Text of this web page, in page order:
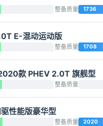
整备质量 1736
E-混动运动版
整备质量 1708
款 PHEV 2.0T 旗舰型
整备质量
性能版豪华型
整备质量 2020